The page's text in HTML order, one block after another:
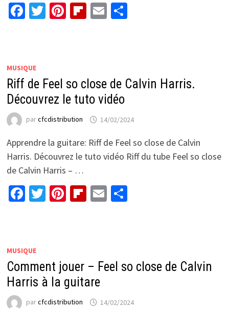
Facebook
Twitter
Pinterest
Flipboard
EmailPartager
MUSIQUE
Riff de Feel so close de Calvin Harris.
Découvrez le tuto vidéo
parcfcdistribution 14/02/2024
Apprendre la guitare: Riff de Feel so close de Calvin
Harris. Découvrez le tuto vidéo Riff du tube Feel so close
de Calvin Harris – …
Facebook
Twitter
Pinterest
Flipboard
EmailPartager
MUSIQUE
Comment jouer – Feel so close de Calvin
Harris à la guitare
parcfcdistribution 14/02/2024